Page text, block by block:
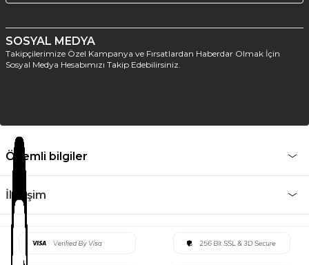
SOSYAL MEDYA
Takipçilerimize Özel Kampanya ve Fırsatlardan Haberdar Olmak İçin
Sosyal Medya Hesabımızı Takip Edebilirsiniz.
Önemli bilgiler
İletişim